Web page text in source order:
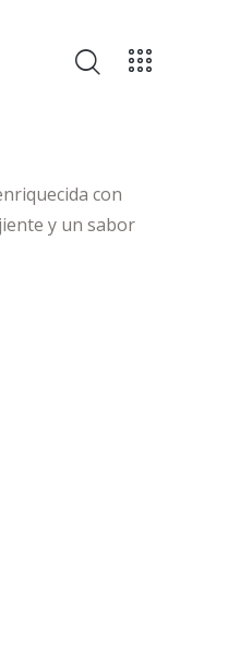
con
y un sabor